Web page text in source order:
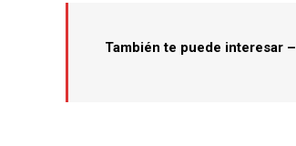
También te puede interesar –